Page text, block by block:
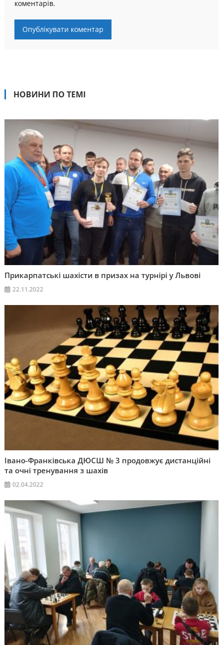
коментарів.
НОВИНИ ПО ТЕМІ
Прикарпатські шахісти в призах на турнірі у Львові
22.11.2022
Івано-Франківська ДЮСШ № 3 продовжує дистанційні
та очні тренування з шахів
02.04.2022